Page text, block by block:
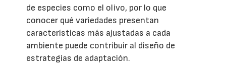
de especies como el olivo, por lo que
conocer qué variedades presentan
características más ajustadas a cada
ambiente puede contribuir al diseño de
estrategias de adaptación.